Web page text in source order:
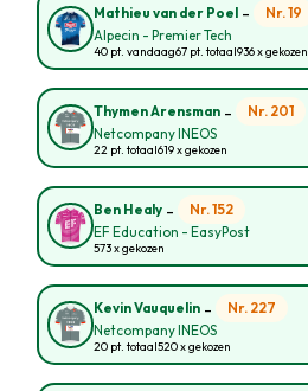
Mathieu van der Poel - Nr. 19
Alpecin - Premier Tech
40 pt. vandaag67 pt. totaal936 x gekozen
Thymen Arensman - Nr. 201
Netcompany INEOS
22 pt. totaal619 x gekozen
Ben Healy - Nr. 152
EF Education - EasyPost
573 x gekozen
Kevin Vauquelin - Nr. 227
Netcompany INEOS
20 pt. totaal520 x gekozen